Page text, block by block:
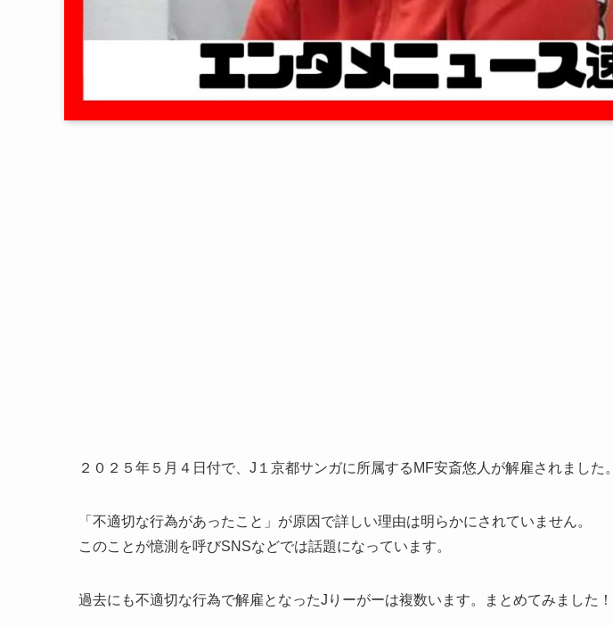
２０２５年５月４日付で、J１京都サンガに所属するMF安斎悠人が解雇されました。
「不適切な行為があったこと」が原因で詳しい理由は明らかにされていません。
このことが憶測を呼びSNSなどでは話題になっています。
過去にも不適切な行為で解雇となったJりーがーは複数います。まとめてみました！